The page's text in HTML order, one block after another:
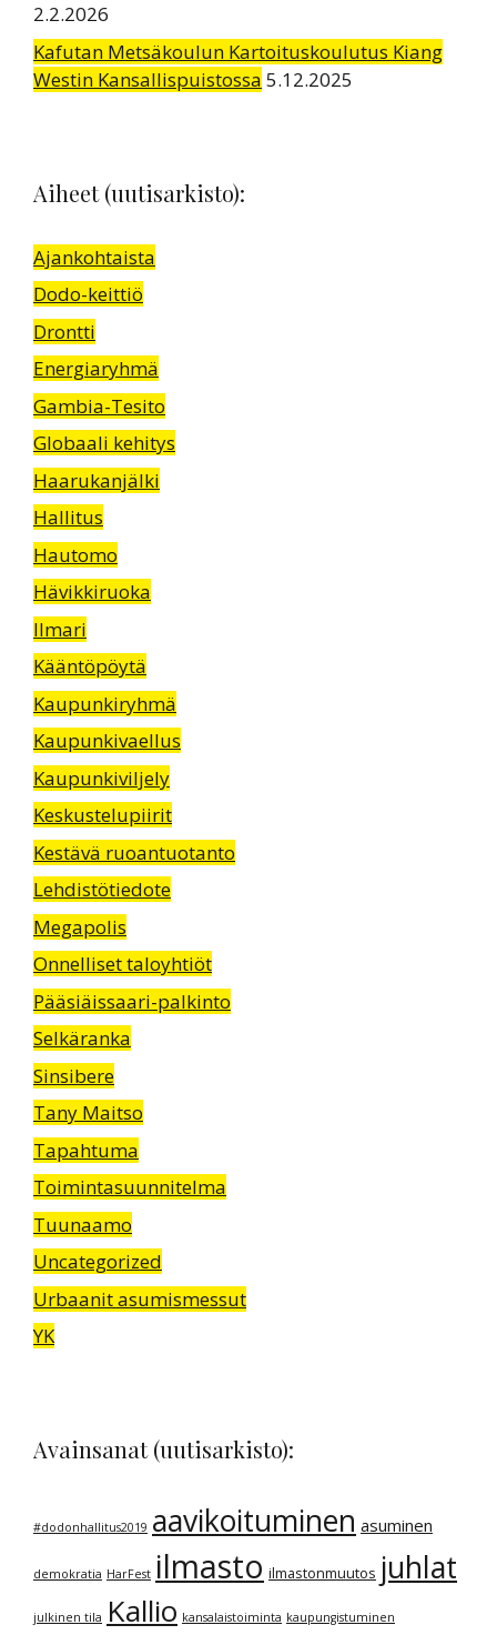
2.2.2026
Kafutan Metsäkoulun Kartoituskoulutus Kiang
Westin Kansallispuistossa 5.12.2025
Aiheet (uutisarkisto):
Ajankohtaista
Dodo-keittiö
Drontti
Energiaryhmä
Gambia-Tesito
Globaali kehitys
Haarukanjälki
Hallitus
Hautomo
Hävikkiruoka
Ilmari
Kääntöpöytä
Kaupunkiryhmä
Kaupunkivaellus
Kaupunkiviljely
Keskustelupiirit
Kestävä ruoantuotanto
Lehdistötiedote
Megapolis
Onnelliset taloyhtiöt
Pääsiäissaari-palkinto
Selkäranka
Sinsibere
Tany Maitso
Tapahtuma
Toimintasuunnitelma
Tuunaamo
Uncategorized
Urbaanit asumismessut
YK
Avainsanat (uutisarkisto):
#dodonhallitus2019 aavikoituminen asuminen
demokratia HarFest ilmasto ilmastonmuutos juhlat
julkinen tila Kallio kansalaistoiminta kaupungistuminen